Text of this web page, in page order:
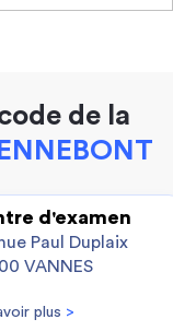
de la
d'examen
Paul Duplaix
VANNES
plus >